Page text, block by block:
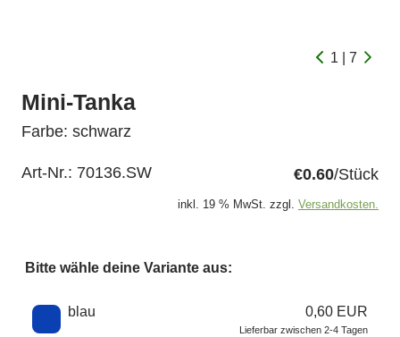
1 | 7
Mini-Tanka
Farbe: schwarz
Art-Nr.: 70136.SW €0.60/Stück
inkl. 19 % MwSt. zzgl. Versandkosten.
Bitte wähle deine Variante aus:
Wähle eine Farbe
blau 0,60 EUR
Lieferbar zwischen 2-4 Tagen